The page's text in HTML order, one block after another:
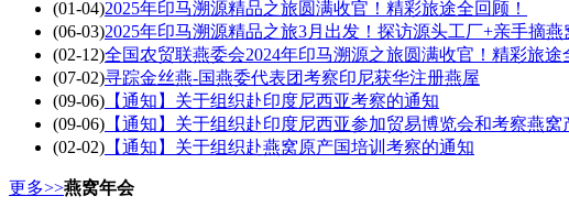
(01-04)2025年印马溯源精品之旅圆满收官！精彩旅途全回顾！
(06-03)2025年印马溯源精品之旅3月出发！探访源头工厂+亲手摘
(02-12)全国农贸联燕委会2024年印马溯源之旅圆满收官！精彩旅途
(07-02)寻踪金丝燕-国燕委代表团考察印尼获华注册燕屋
(09-06) 【通知】关于组织赴印度尼西亚考察的通知
(09-06) 【通知】关于组织赴印度尼西亚参加贸易博览会和考察燕窝
(02-02) 【通知】关于组织赴燕窝原产国培训考察的通知
更多>>燕窝年会